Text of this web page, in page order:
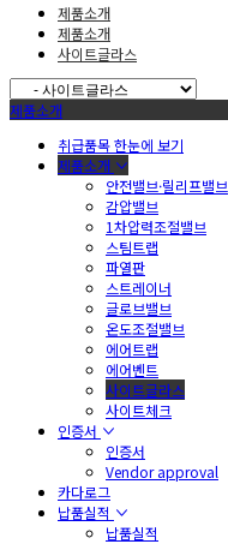
제품소개
제품소개
사이트글라스
제품소개
취급품목 한눈에 보기
제품소개
안전밸브·릴리프밸브
감압밸브
1차압력조절밸브
스팀트랩
파열판
스트레이너
글로브밸브
온도조절밸브
에어트랩
에어벤트
사이트글라스
사이트체크
인증서
인증서
Vendor approval
카다로그
납품실적
납품실적